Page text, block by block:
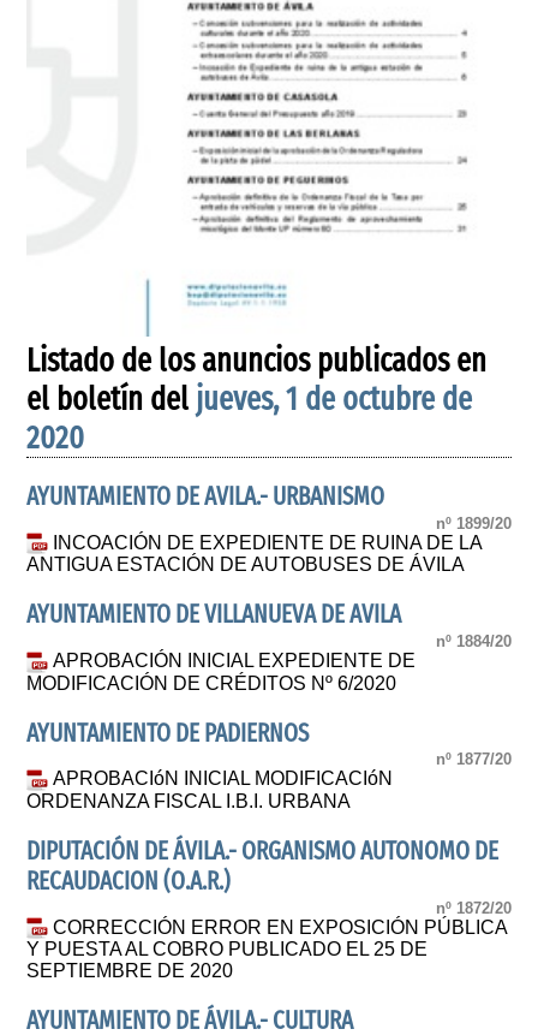
Listado de los anuncios publicados en
el boletín del jueves, 1 de octubre de
2020
AYUNTAMIENTO DE AVILA.- URBANISMO
nº 1899/20
INCOACIÓN DE EXPEDIENTE DE RUINA DE LA
ANTIGUA ESTACIÓN DE AUTOBUSES DE ÁVILA
AYUNTAMIENTO DE VILLANUEVA DE AVILA
nº 1884/20
APROBACIÓN INICIAL EXPEDIENTE DE
MODIFICACIÓN DE CRÉDITOS Nº 6/2020
AYUNTAMIENTO DE PADIERNOS
nº 1877/20
APROBACIóN INICIAL MODIFICACIóN
ORDENANZA FISCAL I.B.I. URBANA
DIPUTACIÓN DE ÁVILA.- ORGANISMO AUTONOMO DE
RECAUDACION (O.A.R.)
nº 1872/20
CORRECCIÓN ERROR EN EXPOSICIÓN PÚBLICA
Y PUESTA AL COBRO PUBLICADO EL 25 DE
SEPTIEMBRE DE 2020
AYUNTAMIENTO DE ÁVILA.- CULTURA